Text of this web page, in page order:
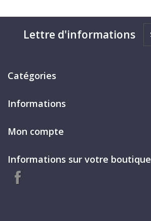
Lettre d'informations
Catégories
Informations
Mon compte
Informations sur votre boutique